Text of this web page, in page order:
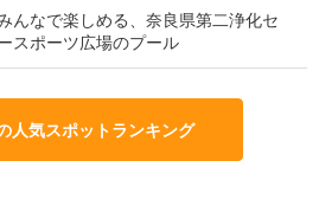
んなで楽しめる、奈良県第二浄化セ
スポーツ広場のプール
人気スポットランキング